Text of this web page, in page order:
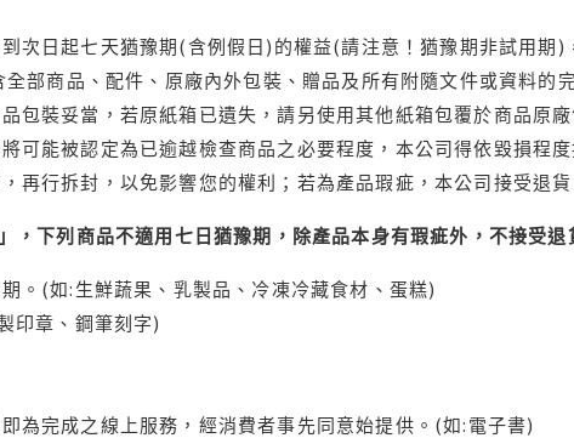
次日起七天猶豫期(含例假日)的權益(請注意！猶豫期非試用期)
部商品、配件、原廠內外包裝、贈品及所有附隨文件或資料的
包裝妥當，若原紙箱已遺失，請另使用其他紙箱包覆於商品原
可能被認定為已逾越檢查商品之必要程度，本公司得依毀損程
再行拆封，以免影響您的權利；若為產品瑕疵，本公司接受退貨
，下列商品不適用七日猶豫期，除產品本身有瑕疵外，不接受退
。(如:生鮮蔬果、乳製品、冷凍冷藏食材、蛋糕)
印章、鋼筆刻字)
為完成之線上服務，經消費者事先同意始提供。(如:電子書)